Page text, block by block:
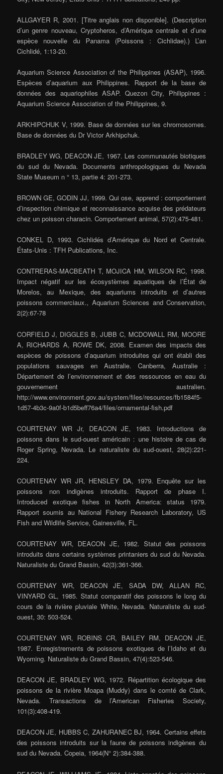
ALLGAYER R, 2001. [Titre anglais non disponible]. (Description
d’un genre nouveau, Cryptoheros, d’Amérique centrale et d’une
espèce nouvelle du Panama (Poissons : Cichlidae).) L’an
Cichlidé, 1:13-20.
Aquarium Science Association of the Philippines (ASAP), 1996.
Espèces d’aquarium aux Philippines. Rapport de la base de
données des aquariophiles ASAP. Quezon City, Philippines :
Aquarium Science Association of the Philippines, 9.
ARKHIPCHUK V, 1999. Base de données sur les chromosomes.
Base de données du Dr Victor Arkhipchuk.
BRADLEY WG, DEACON JE, 1967. Les communautés biotiques
du sud du Nevada. Documents anthropologiques du Nevada
State Museum n ° 13, partie 4: 201-273.
BROWN GE, GODIN JJ, 1999. Qui ose, apprend : comportement
d’inspection chimique et reconnaissance acquise des prédateurs
chez un poisson characin. Comportement animal, 57(2):475-481.
CONKEL D, 1993. Cichlidés d’Amérique du Nord et Centrale.
États-Unis : TFH Publications, Inc.
CONTRERAS-MACBEATH T, MOJICA HM, WILSON RC, 1998.
Impact négatif sur les écosystèmes aquatiques de l’État de
Morelos, au Mexique, des aquariums introduits et d’autres
poissons commerciaux., Aquarium Sciences and Conservation,
2(2):67-78
CORFIELD J, DIGGLES B, JUBB C, MCDOWALL RM, MOORE
A, RICHARDS A, ROWE DK, 2008. Examen des impacts des
espèces de poissons d’aquarium introduites qui ont établi des
populations sauvages en Australie. Canberra, Australie :
Département de l’environnement et des ressources en eau du
gouvernement australien.
http://www.environment.gov.au/system/files/resources/fb1584f5-
1d57-4b3c-9a0f-b1d5beff76a4/files/ornamental-fish.pdf
COURTENAY WR Jr, DEACON JE, 1983. Introductions de
poissons dans le sud-ouest américain : une histoire de cas de
Roger Spring, Nevada. Le naturaliste du sud-ouest, 28(2):221-
224.
COURTENAY WR JR, HENSLEY DA, 1979. Enquête sur les
poissons non indigènes introduits. Rapport de phase I.
Introduced exotique fishes in North America: status 1979.
Rapport soumis au National Fishery Research Laboratory, US
Fish and Wildlife Service, Gainesville, FL.
COURTENAY WR, DEACON JE, 1982. Statut des poissons
introduits dans certains systèmes printaniers du sud du Nevada.
Naturaliste du Grand Bassin, 42(3):361-366.
COURTENAY WR, DEACON JE, SADA DW, ALLAN RC,
VINYARD GL, 1985. Statut comparatif des poissons le long du
cours de la rivière pluviale White, Nevada. Naturaliste du sud-
ouest, 30: 503-524.
COURTENAY WR, ROBINS CR, BAILEY RM, DEACON JE,
1987. Enregistrements de poissons exotiques de l’Idaho et du
Wyoming. Naturaliste du Grand Bassin, 47(4):523-546.
DEACON JE, BRADLEY WG, 1972. Répartition écologique des
poissons de la rivière Moapa (Muddy) dans le comté de Clark,
Nevada. Transactions de l’American Fisheries Society,
101(3):408-419.
DEACON JE, HUBBS C, ZAHURANEC BJ, 1964. Certains effets
des poissons introduits sur la faune de poissons indigènes du
sud du Nevada. Copeia, 1964(N° 2):384-388.